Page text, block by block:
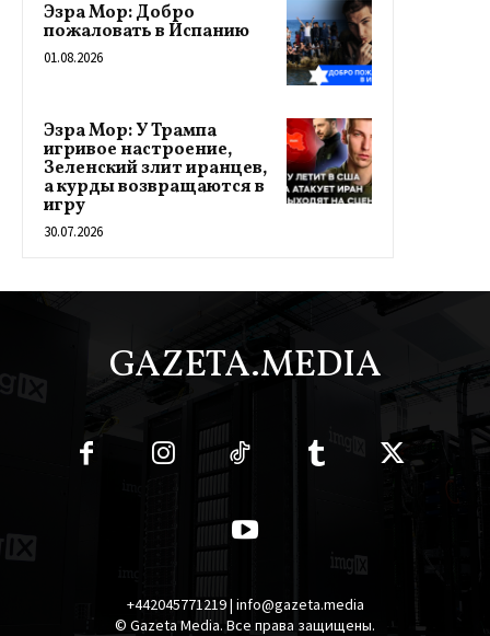
Эзра Мор: Добро
пожаловать в Испанию
01.08.2026
Эзра Мор: У Трампа
игривое настроение,
Зеленский злит иранцев,
а курды возвращаются в
игру
30.07.2026
GAZETA.MEDIA
+442045771219 | info@gazeta.media
© Gazeta Media. Все права защищены.